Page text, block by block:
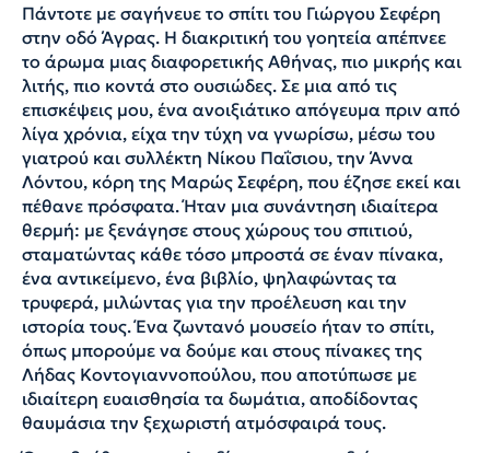
Πάντοτε με σαγήνευε το σπίτι του Γιώργου Σεφέρη
στην οδό Άγρας. Η διακριτική του γοητεία απέπνεε
το άρωμα μιας διαφορετικής Αθήνας, πιο μικρής και
λιτής, πιο κοντά στο ουσιώδες. Σε μια από τις
επισκέψεις μου, ένα ανοιξιάτικο απόγευμα πριν από
λίγα χρόνια, είχα την τύχη να γνωρίσω, μέσω του
γιατρού και συλλέκτη Νίκου Παΐσιου, την Άννα
Λόντου, κόρη της Μαρώς Σεφέρη, που έζησε εκεί και
πέθανε πρόσφατα. Ήταν μια συνάντηση ιδιαίτερα
θερμή: με ξενάγησε στους χώρους του σπιτιού,
σταματώντας κάθε τόσο μπροστά σε έναν πίνακα,
ένα αντικείμενο, ένα βιβλίο, ψηλαφώντας τα
τρυφερά, μιλώντας για την προέλευση και την
ιστορία τους. Ένα ζωντανό μουσείο ήταν το σπίτι,
όπως μπορούμε να δούμε και στους πίνακες της
Λήδας Κοντογιαννοπούλου, που αποτύπωσε με
ιδιαίτερη ευαισθησία τα δωμάτια, αποδίδοντας
θαυμάσια την ξεχωριστή ατμόσφαιρά τους.